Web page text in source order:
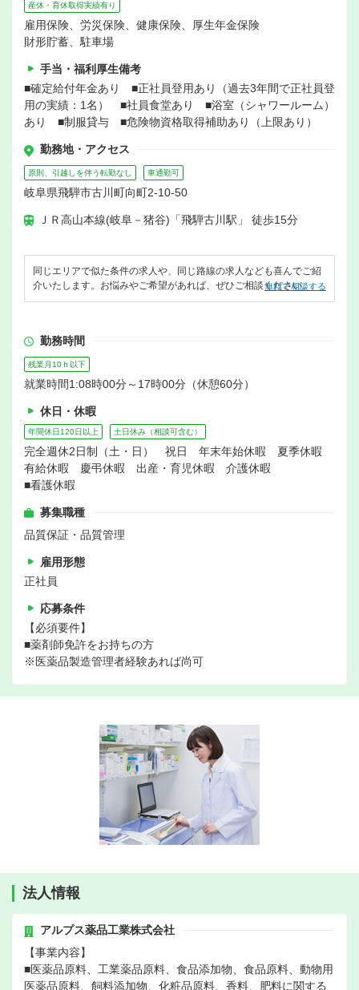
産休・育休取得実績有り
雇用保険、労災保険、健康保険、厚生年金保険
財形貯蓄、駐車場
手当・福利厚生備考
■確定給付年金あり ■正社員登用あり（過去3年間で正社員登
用の実績：1名） ■社員食堂あり ■浴室（シャワールーム）
あり ■制服貸与 ■危険物資格取得補助あり（上限あり）
勤務地・アクセス
原則、引越しを伴う転勤なし 車通勤可
岐阜県飛騨市古川町向町2-10-50
ＪＲ高山本線(岐阜－猪谷)「飛騨古川駅」 徒歩15分
同じエリアで似た条件の求人や、同じ路線の求人なども喜んでご紹
介いたします。お悩みやご希望があれば、ぜひご相談ください。
無料で相談する
勤務時間
残業月10ｈ以下
就業時間1:08時00分～17時00分（休憩60分）
休日・休暇
年間休日120日以上 土日休み（相談可含む）
完全週休2日制（土・日） 祝日 年末年始休暇 夏季休暇
有給休暇 慶弔休暇 出産・育児休暇 介護休暇
■看護休暇
募集職種
品質保証・品質管理
雇用形態
正社員
応募条件
【必須要件】
■薬剤師免許をお持ちの方
※医薬品製造管理者経験あれば尚可
法人情報
アルプス薬品工業株式会社
【事業内容】
■医薬品原料、工業薬品原料、食品添加物、食品原料、動物用
医薬品原料、飼料添加物、化粧品原料、香料、肥料に関する